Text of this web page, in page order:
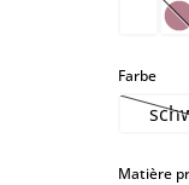
Farbeselect
Matière